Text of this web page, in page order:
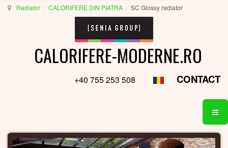
Radiator CALORIFERE DIN PIATRA SC Glossy radiator
CALORIFERE-MODERNE.RO
+40 755 253 508 CONTACT